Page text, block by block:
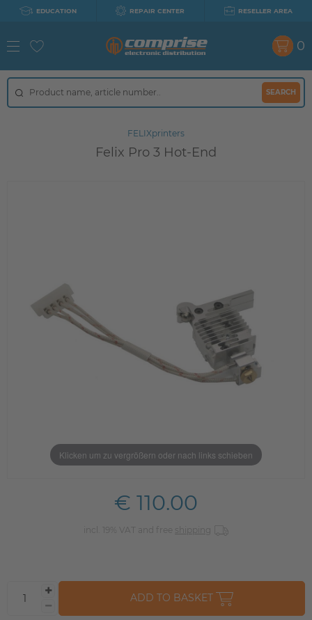
EDUCATION REPAIR CENTER RESELLER AREA
SEARCH
0
FELIXprinters
Felix Pro 3 Hot-End
Klicken um zu vergrößern oder nach links schieben
€ 110.00
incl. 19% VAT and free shipping
ADD TO BASKET